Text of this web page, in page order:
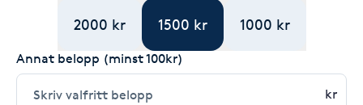
2000 kr 1500 kr 1000 kr
Annat belopp (minst 100kr)
kr